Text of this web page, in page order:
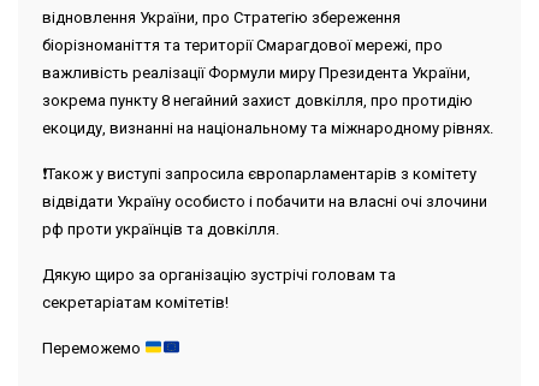
відновлення України, про Стратегію збереження
біорізноманіття та території Смарагдової мережі, про
важливість реалізації Формули миру Президента України,
зокрема пункту 8 негайний захист довкілля, про протидію
екоциду, визнанні на національному та міжнародному рівнях.
❗️Також у виступі запросила європарламентарів з комітету
відвідати Україну особисто і побачити на власні очі злочини
рф проти українців та довкілля.
Дякую щиро за організацію зустрічі головам та
секретаріатам комітетів!
Переможемо